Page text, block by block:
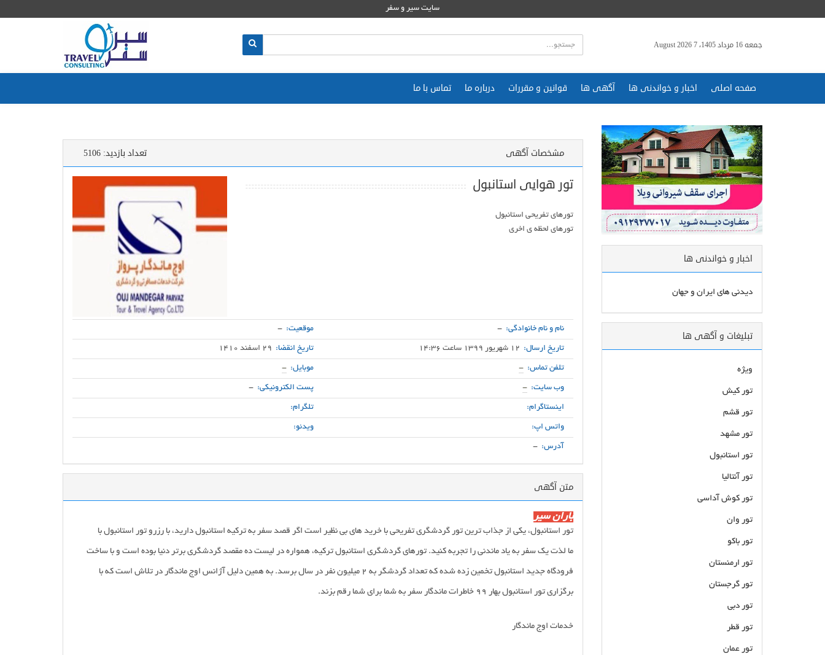
سایت سیر و سفر
جمعه 16 مرداد 1405، 7 August 2026
صفحه اصلی اخبار و خواندنی ها آگهی ها قوانین و مقررات درباره ما تماس با ما
مشخصات آگهی تعداد بازدید: 5106
تور هوایی استانبول
تورهای لحظه ی اخری
نام و نام خانوادگی: - موقعیت: -
تاریخ ارسال: 12 شهریور 1399 ساعت 14:36 تاریخ انقضا: 29 اسفند 1410
تلفن تماس: - موبایل: -
وب سایت: - پست الکترونیکی: -
اینستاگرام: تلگرام:
واتس اپ: ویدئو:
آدرس: -
متن آگهی
باران سیر
تور استانبول، یکی از جذاب ترین تور گردشگری تفریحی با خرید های بی نظیر است اگر قصد سفر به ترکیه استانبول دارید، با رزرو تور استانبول با
ما لذت یک سفر به یاد ماندنی را تجربه کنید. تورهای گردشگری استانبول ترکیه، همواره در لیست ده مقصد گردشگری برتر دنیا بوده است و با ساخت
فرودگاه جدید استانبول تخمین زده شده که تعداد گردشگر به 2 میلیون نفر در سال برسد. به همین دلیل آژانس اوج ماندگار در تلاش است که با
برگزاری تور استانبول بهار 99 خاطرات ماندگار سفر به شما برای شما رقم بزند.
خدمات اوج ماندگار
اخبار و خواندنی ها
دیدنی های ایران و جهان
تبلیغات و آگهی ها
ویژه
تور کیش
تور قشم
تور مشهد
تور استانبول
تور آنتالیا
تور کوش آداسی
تور وان
تور باکو
تور ارمنستان
تور گرجستان
تور دبی
تور قطر
تور عمان